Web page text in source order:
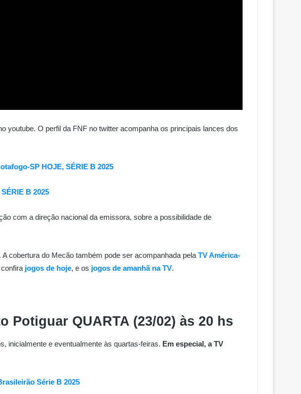
youtube. O perfil da FNF no twitter acompanha os principais lances dos
SP HOJE, SÉRIE B 2025
B 2025
com a direção nacional da emissora, sobre a possibilidade de
. A cobertura do Mecão também pode ser acompanhada pela TV América-
jogos de hoje, e os jogos de amanhã na TV.
Potiguar QUARTA (23/02) às 20 hs
inicialmente e eventualmente às quartas-feiras. Em especial, a TV
Série B 2025